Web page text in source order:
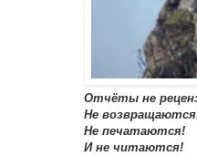
Отчёты не
Не
Не печатаются!
И не читаются!